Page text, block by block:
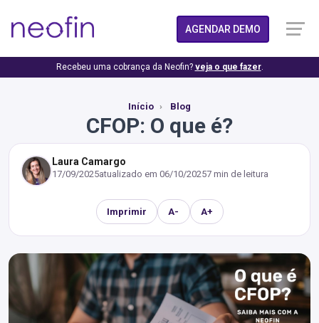
AGENDAR DEMO
Recebeu uma cobrança da Neofin? veja o que fazer.
Início Blog
CFOP: O que é?
Laura Camargo
17/09/2025atualizado em 06/10/20257 min de leitura
Imprimir A- A+